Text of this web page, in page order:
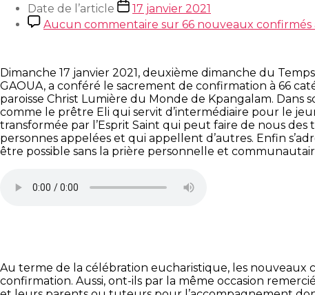
Date de l’article
17 janvier 2021
Aucun commentaire sur 66 nouveaux confirmés
Dimanche 17 janvier 2021, deuxième dimanche du
GAOUA, a conféré le sacrement de confirmation à 66
paroisse Christ Lumière du Monde de Kpangalam. Dans
comme le prêtre Eli qui servit d’intermédiaire pour le
transformée par l’Esprit Saint qui peut faire de nous des
personnes appelées et qui appellent d’autres. Enfin
être possible sans la prière personnelle et
Au terme de la célébration eucharistique, les
confirmation. Aussi, ont-ils par la même occasion